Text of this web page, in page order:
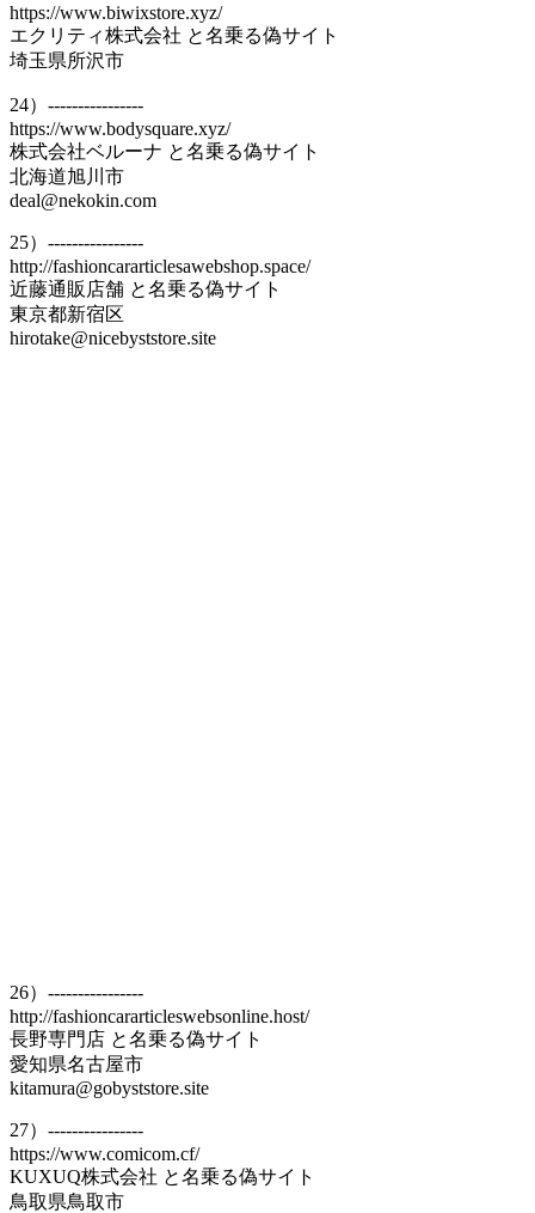
https://www.biwixstore.xyz/
エクリティ株式会社 と名乗る偽サイト
埼玉県所沢市
24）----------------
https://www.bodysquare.xyz/
株式会社ベルーナ と名乗る偽サイト
北海道旭川市
deal@nekokin.com
25）----------------
http://fashioncararticlesawebshop.space/
近藤通販店舗 と名乗る偽サイト
東京都新宿区
hirotake@nicebyststore.site
26）----------------
http://fashioncararticleswebsonline.host/
長野専門店 と名乗る偽サイト
愛知県名古屋市
kitamura@gobyststore.site
27）----------------
https://www.comicom.cf/
KUXUQ株式会社 と名乗る偽サイト
鳥取県鳥取市